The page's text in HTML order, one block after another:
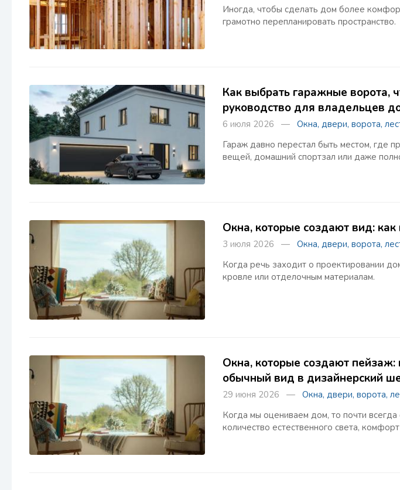
Иногда, чтобы сделать дом более
грамотно перепланировать пространство.
Как выбрать гаражные ворота,
руководство для владельцев
6 июля 2026 — Окна, двери, ворота,
Гараж давно перестал быть местом, где
вещей, домашний спортзал или даже
Окна, которые создают вид:
3 июля 2026 — Окна, двери, ворота,
Когда речь заходит о проектировании
кровле или отделочным материалам.
Окна, которые создают пейзаж:
обычный вид в дизайнерский
29 июня 2026 — Окна, двери, ворота,
Когда мы оцениваем дом, то почти
количество естественного света,